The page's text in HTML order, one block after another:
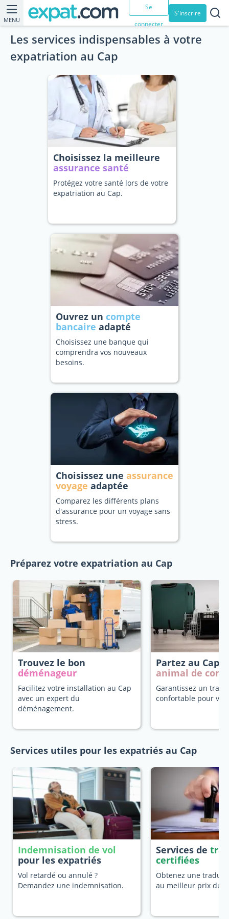
MENU
Se
connecter
S'inscrire
Les services indispensables à votre
expatriation au Cap
Choisissez la meilleure
assurance santé
Protégez votre santé lors de votre
expatriation au Cap.
Ouvrez un compte
bancaire adapté
Choisissez une banque qui
comprendra vos nouveaux
besoins.
Choisissez une assurance
voyage adaptée
Comparez les différents plans
d'assurance pour un voyage sans
stress.
Préparez votre expatriation au Cap
Trouvez le bon
déménageur
Facilitez votre installation au Cap
avec un expert du
déménagement.
Partez au Cap
animal de
Garantissez un
confortable pour
Services utiles pour les expatriés au Cap
Indemnisation de vol
pour les expatriés
Vol retardé ou annulé ?
Demandez une indemnisation.
Services de
certifiées
Obtenez une
au meilleur prix du